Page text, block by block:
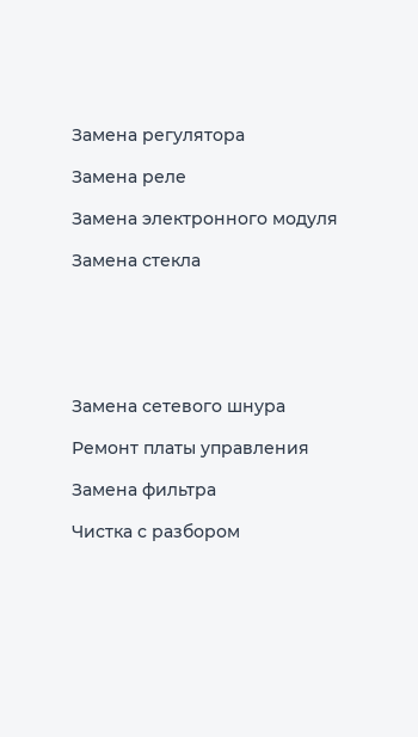
Замена регулятора
Замена реле
Замена электронного модуля
Замена стекла
Замена сетевого шнура
Ремонт платы управления
Замена фильтра
Чистка с разбором